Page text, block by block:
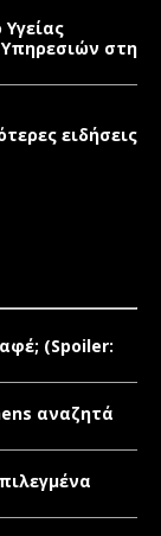
στη
ειδήσεις
(Spoiler:
αναζητά